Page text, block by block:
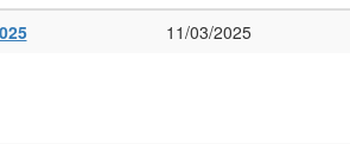
11/03/2025